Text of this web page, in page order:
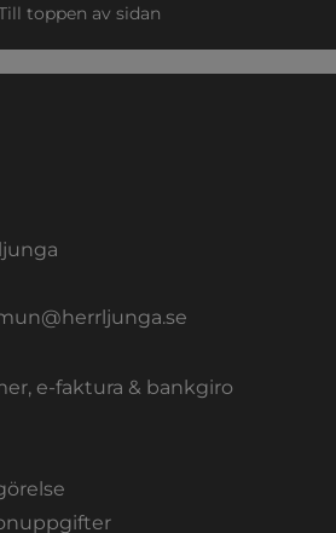
toppen av sidan
e-faktura & bankgiro